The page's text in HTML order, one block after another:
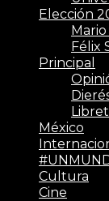
Elección
Félix
Principal
México
Cultura
Cine